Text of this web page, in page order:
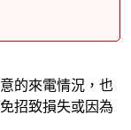
的來電情況，也
招致損失或因為